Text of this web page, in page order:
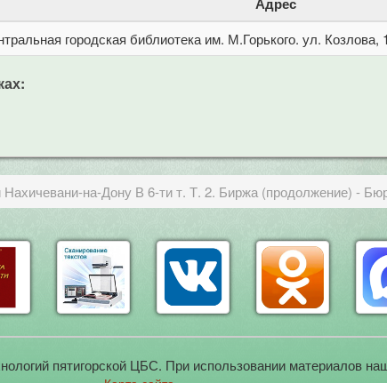
городская библиотека им. М.Горького. ул. Козлова,
Нахичевани-на-Дону В 6-ти т. Т. 2. Биржа (продолжение) -
пятигорской ЦБС. При использовании материалов